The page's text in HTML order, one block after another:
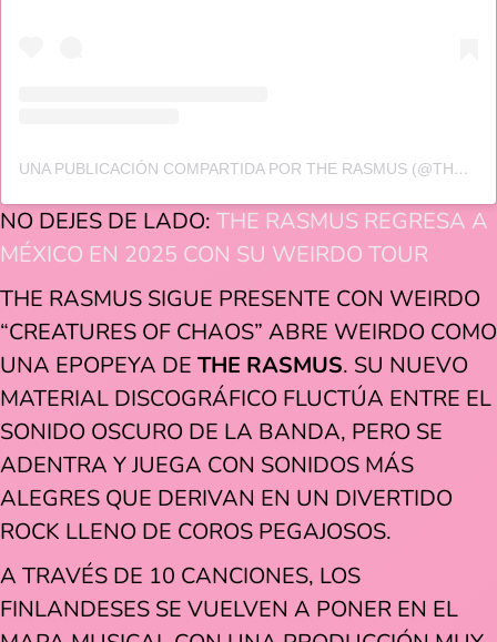
UNA PUBLICACIÓN COMPARTIDA POR THE RASMUS (@THERASMUSOFFICIAL)
NO DEJES DE LADO: THE RASMUS REGRESA A
MÉXICO EN 2025 CON SU WEIRDO TOUR
THE RASMUS SIGUE PRESENTE CON WEIRDO
“CREATURES OF CHAOS” ABRE WEIRDO COMO
UNA EPOPEYA DE THE RASMUS. SU NUEVO
MATERIAL DISCOGRÁFICO FLUCTÚA ENTRE EL
SONIDO OSCURO DE LA BANDA, PERO SE
ADENTRA Y JUEGA CON SONIDOS MÁS
ALEGRES QUE DERIVAN EN UN DIVERTIDO
ROCK LLENO DE COROS PEGAJOSOS.
A TRAVÉS DE 10 CANCIONES, LOS
FINLANDESES SE VUELVEN A PONER EN EL